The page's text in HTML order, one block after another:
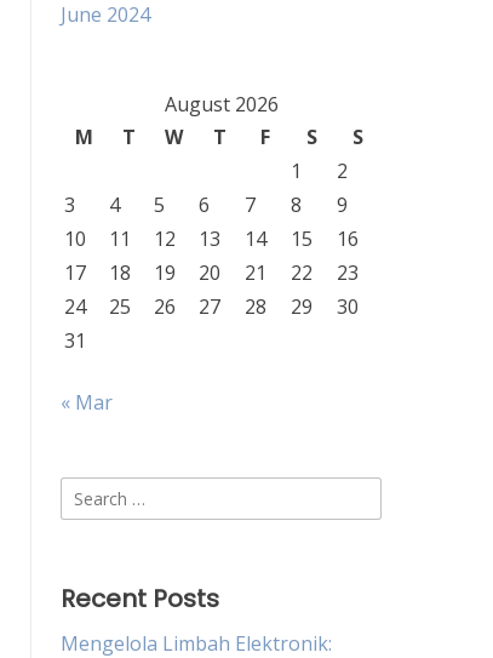
June 2024
August 2026
M
T W T F S
S
1
2
3
4 5 6 7 8
9
10
11 12 13 14 15
16
17
18 19 20 21 22
23
24
25 26 27 28 29
30
31
« Mar
Search
for:
Recent Posts
Mengelola Limbah Elektronik: